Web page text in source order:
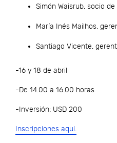
Simón Waisrub, socio de
María Inés Mailhos,
Santiago Vicente,
-16 y 18 de abril
-De 14.00 a 16.00 horas
-Inversión: USD 200
Inscripciones aqui.